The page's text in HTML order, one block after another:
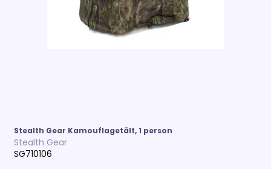
Stealth Gear Kamouflagetält, 1 person
Stealth Gear
SG710106